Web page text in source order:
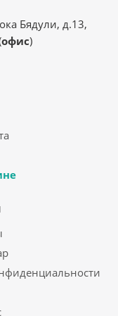
Бядули, д.13,
офис)